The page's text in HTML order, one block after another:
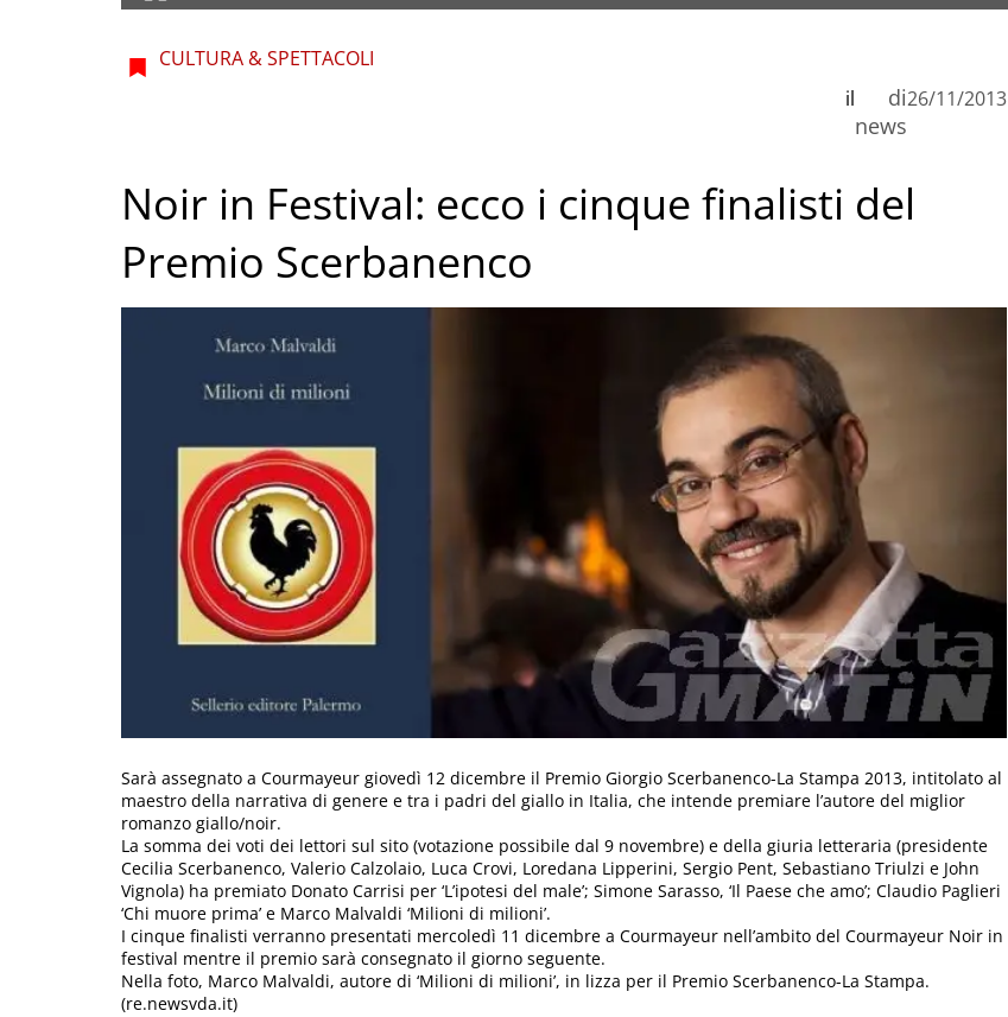
CULTURA & SPETTACOLI
di
news
il 26/11/2013
Noir in Festival: ecco i cinque finalisti del
Premio Scerbanenco
Sarà assegnato a Courmayeur giovedì 12 dicembre il Premio Giorgio Scerbanenco-La Stampa 2013, intitolato al
maestro della narrativa di genere e tra i padri del giallo in Italia, che intende premiare l’autore del miglior
romanzo giallo/noir.
La somma dei voti dei lettori sul sito (votazione possibile dal 9 novembre) e della giuria letteraria (presidente
Cecilia Scerbanenco, Valerio Calzolaio, Luca Crovi, Loredana Lipperini, Sergio Pent, Sebastiano Triulzi e John
Vignola) ha premiato Donato Carrisi per ‘L’ipotesi del male’; Simone Sarasso, ‘Il Paese che amo’; Claudio Paglieri
‘Chi muore prima’ e Marco Malvaldi ‘Milioni di milioni’.
I cinque finalisti verranno presentati mercoledì 11 dicembre a Courmayeur nell’ambito del Courmayeur Noir in
festival mentre il premio sarà consegnato il giorno seguente.
Nella foto, Marco Malvaldi, autore di ‘Milioni di milioni’, in lizza per il Premio Scerbanenco-La Stampa.
(re.newsvda.it)